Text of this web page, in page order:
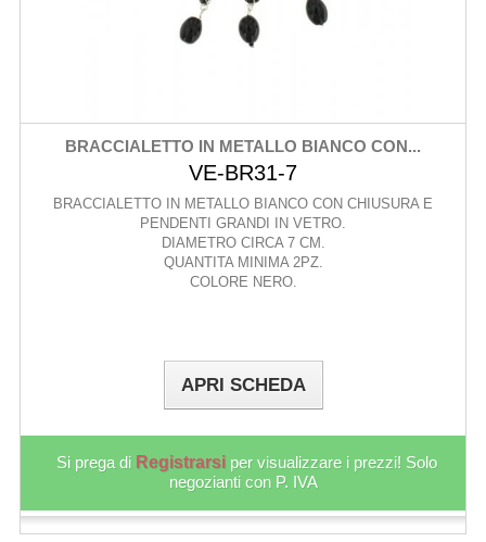
BRACCIALETTO IN METALLO BIANCO CON...
VE-BR31-7
BRACCIALETTO IN METALLO BIANCO CON CHIUSURA E
PENDENTI GRANDI IN VETRO.
DIAMETRO CIRCA 7 CM.
QUANTITA MINIMA 2PZ.
COLORE NERO.
APRI SCHEDA
Si prega di Registrarsi per visualizzare i prezzi! Solo
negozianti con P. IVA